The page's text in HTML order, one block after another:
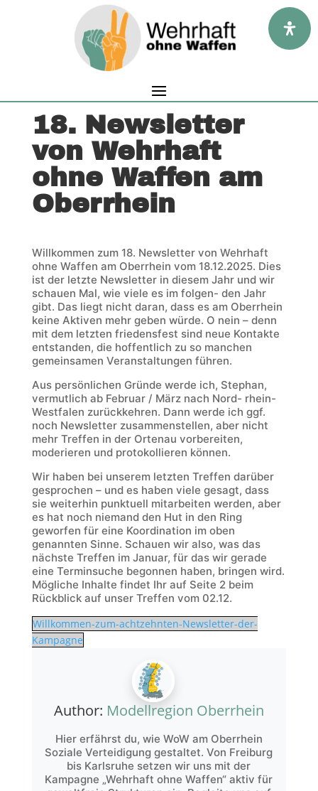
18. Newsletter
von Wehrhaft
ohne Waffen am
Oberrhein
Willkommen zum 18. Newsletter von Wehrhaft
ohne Waffen am Oberrhein vom 18.12.2025. Dies
ist der letzte Newsletter in diesem Jahr und wir
schauen Mal, wie viele es im folgen- den Jahr
gibt. Das liegt nicht daran, dass es am Oberrhein
keine Aktiven mehr geben würde. O nein – denn
mit dem letzten friedensfest sind neue Kontakte
entstanden, die hoffentlich zu so manchen
gemeinsamen Veranstaltungen führen.
Aus persönlichen Gründe werde ich, Stephan,
vermutlich ab Februar / März nach Nord- rhein-
Westfalen zurückkehren. Dann werde ich ggf.
noch Newsletter zusammenstellen, aber nicht
mehr Treffen in der Ortenau vorbereiten,
moderieren und protokollieren können.
Wir haben bei unserem letzten Treffen darüber
gesprochen – und es haben viele gesagt, dass
sie weiterhin punktuell mitarbeiten werden, aber
es hat noch niemand den Hut in den Ring
geworfen für eine Koordination im oben
genannten Sinne. Schauen wir also, was das
nächste Treffen im Januar, für das wir gerade
eine Terminsuche begonnen haben, bringen wird.
Mögliche Inhalte findet Ihr auf Seite 2 beim
Rückblick auf unser Treffen vom 02.12.
Willkommen-zum-achtzehnten-Newsletter-der-
Kampagne
Author: Modellregion Oberrhein
Hier erfährst du, wie WoW am Oberrhein
Soziale Verteidigung gestaltet. Von Freiburg
bis Karlsruhe setzen wir uns mit der
Kampagne „Wehrhaft ohne Waffen“ aktiv für